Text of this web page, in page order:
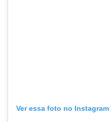
Ver essa foto no Instagram